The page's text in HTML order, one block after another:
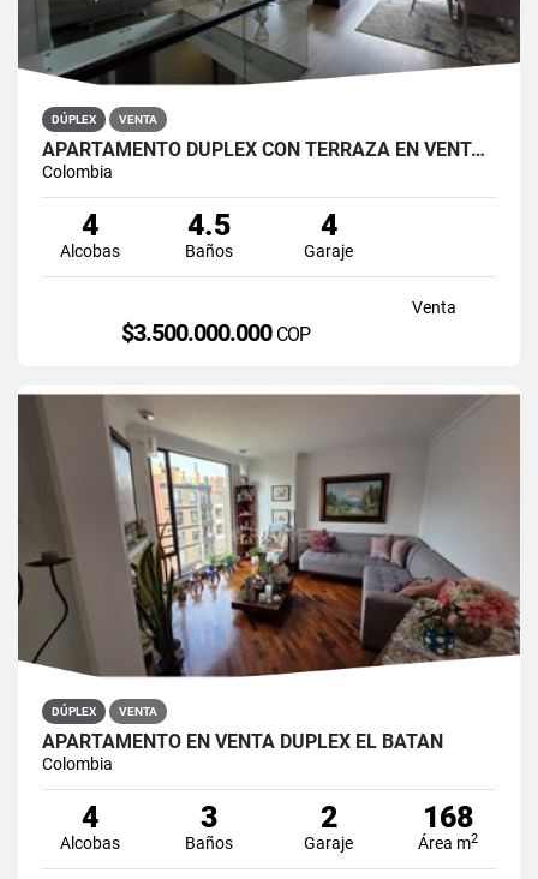
DÚPLEX VENTA
APARTAMENTO DÚPLEX CON TERRAZA EN VENTA BELLA SUIZA USAQUÉN BOGOTÁ
Colombia
4
Alcobas
4.5
Baños
4
Garaje
Venta
$3.500.000.000 COP
DÚPLEX VENTA
APARTAMENTO EN VENTA DÚPLEX EL BATÁN
Colombia
4
Alcobas
3
Baños
2
Garaje
168
Área m2